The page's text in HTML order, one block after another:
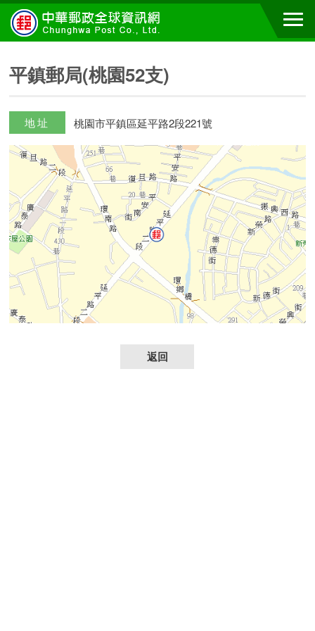
平鎮郵局(桃園52支)
地址 桃園市平鎮區延平路2段221號